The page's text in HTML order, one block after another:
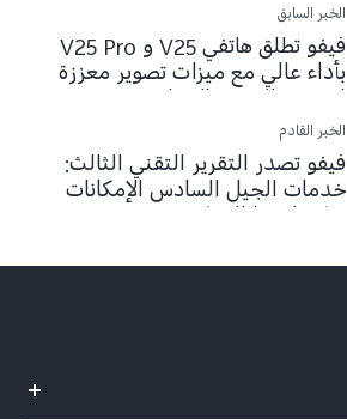
الخبر السابق
فيفو تطلق هاتفي V25 و V25 Pro
بأداء عالي مع ميزات تصوير معززة
لتحقيق التعبير الإبداعي
الخبر القادم
فيفو تصدر التقرير التقني الثالث:
خدمات الجيل السادس الإمكانات
وتكنولوجيا التمكين